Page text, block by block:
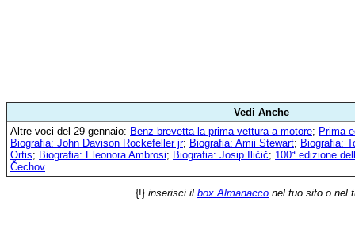
Vedi Anche
Altre voci del 29 gennaio: Benz brevetta la prima vettura a motore; Prima
Biografia: John Davison Rockefeller jr; Biografia: Amii Stewart; Biografia:
Ortis; Biografia: Eleonora Ambrosi; Biografia: Josip Iličič; 100ª edizione
Čechov
{!} inserisci il box Almanacco nel tuo sito o nel